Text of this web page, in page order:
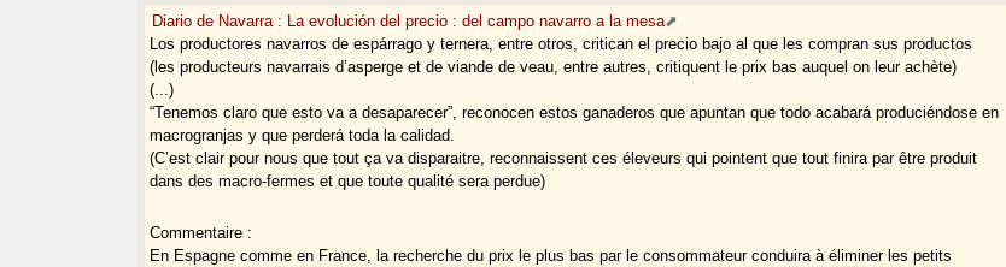
Diario de Navarra : La evolución del precio : del campo navarro a la mesa
Los productores navarros de espárrago y ternera, entre otros, critican el precio bajo al que les compran sus productos
(les producteurs navarrais d’asperge et de viande de veau, entre autres, critiquent le prix bas auquel on leur achète)
(...)
“Tenemos claro que esto va a desaparecer”, reconocen estos ganaderos que apuntan que todo acabará produciéndose en
macrogranjas y que perderá toda la calidad.
(C’est clair pour nous que tout ça va disparaitre, reconnaissent ces éleveurs qui pointent que tout finira par être produit
dans des macro-fermes et que toute qualité sera perdue)
Commentaire :
En Espagne comme en France, la recherche du prix le plus bas par le consommateur conduira à éliminer les petits